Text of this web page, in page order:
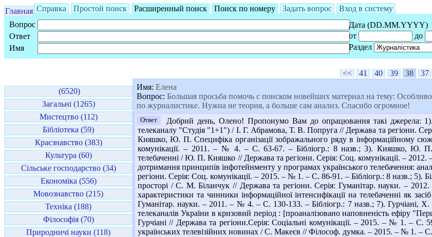
Главная Справка Простой поиск Расширенный поиск Поиск по номеру Задать вопрос
Вход в систему
Вопрос
Ответ
Имя
Дата (DD.MM.YYYY)
от
до
Раздел
(6520)
Загальні (1265)
Мистецтво (112)
Бібліотека (59)
Краєзнавство (383)
Культура (60)
Сільське господарство (34)
Економіка (556)
Мовознавство (215)
Техніка (188)
Філософія (70)
Природничі науки (118)
<< 41 40 39 38 37
Имя: Елена
Вопрос: Большая просьба помочь с поиском новейших материал на тему:
по журналистике. Нужна не теория, а больше сам анализ. Спасибо огромное!
Ответ
Добрий день, Олено! Пропонумо Вам до опрацювання такі джерела:
телеканалу "Студія "1+1") / І. Г. Абрамова, Т. В. Попруга // Держава та регіони.
Кияшко, Ю. П. Специфіка організації зображального ряду в інформаційному
комунікації. – 2011. – № 4. – С. 63-67. – Бібліогр.: 8 назв.; 3). Кияшко, Ю. П.
телебаченні / Ю. П. Кияшко // Держава та регіони. Серія: Соц. комунікації. –
дотримання принципів інфотейнменту у програмах українського телебачення:
регіони. Серія: Соц. комунікації. – 2015. – № 1. – С. 86-91. – Бібліогр.: 8 назв.;
просторі / С. М. Біланчук // Держава та регіони. Серія: Гуманітар. науки. –
характеристики та чинники інформаційної інтенсифікації на телебаченні як
Гуманітар. науки. – 2011. – № 4. – С. 130-133. – Бібліогр.: 7 назв.; 7). Гурчіані, Х.
телеканалів України в кризовий період : [проаналізовано наповненість ефіру
Гурчіані // Держава та регіони.Серія: Соціальні комунікації. – 2015. – № 1. –
українських телевізійних новинах / С. Макеєв // Філософ. думка. – 2015. – № 1. –